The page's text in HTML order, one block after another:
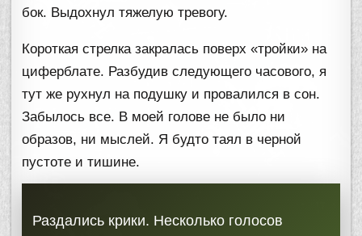
бок. Выдохнул тяжелую тревогу.
Короткая стрелка закралась поверх «тройки» на
циферблате. Разбудив следующего часового, я
тут же рухнул на подушку и провалился в сон.
Забылось все. В моей голове не было ни
образов, ни мыслей. Я будто таял в черной
пустоте и тишине.
Раздались крики. Несколько голосов